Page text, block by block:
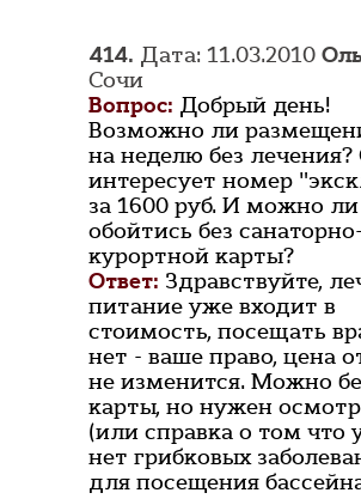
414. Дата: 11.03.2010
Сочи
Вопрос: Добрый день!
Возможно ли
на неделю без лечения?
интересует номер
за 1600 руб. И можно ли
обойтись без санаторно-
курортной карты?
Ответ: Здравствуйте,
питание уже входит в
стоимость, посещать
нет - ваше право, цена
не изменится. Можно
карты, но нужен
(или справка о том что
нет грибковых
для посещения